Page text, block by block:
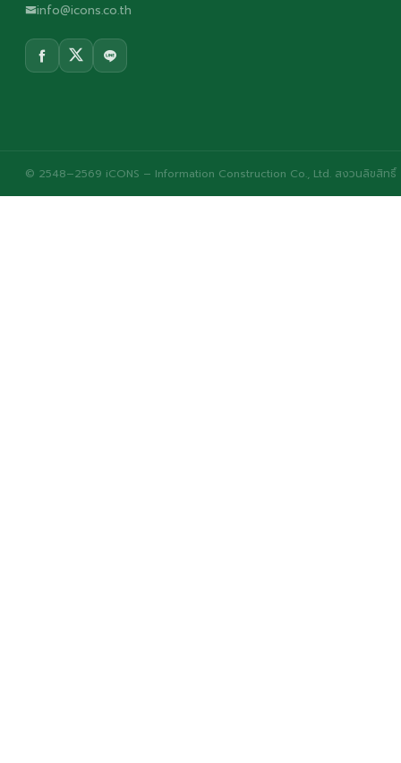
info@icons.co.th
© 2548–2569 iCONS – Information Construction Co., Ltd. สงวนลิขสิทธิ์